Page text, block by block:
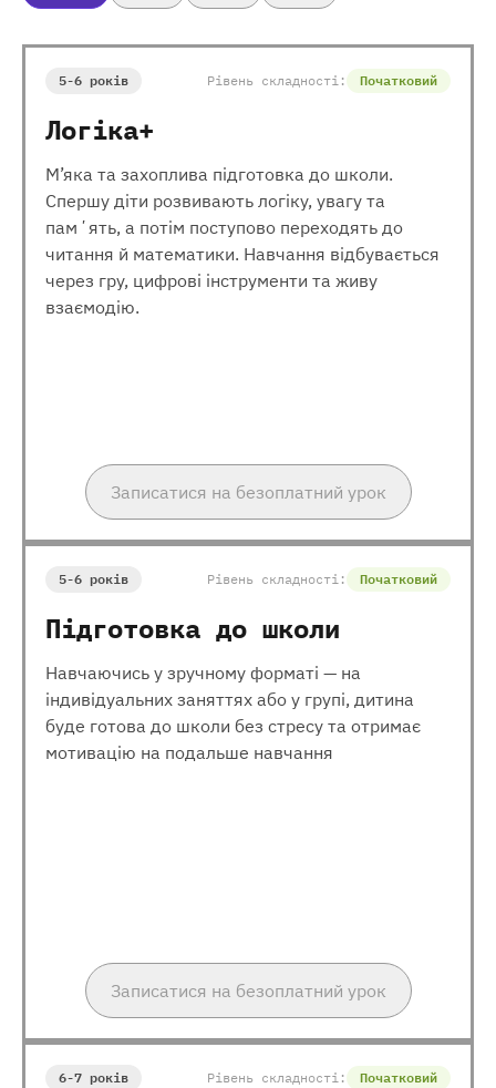
5-6 років Рівень складності: Початковий
Логіка+
М’яка та захоплива підготовка до школи.
Спершу діти розвивають логіку, увагу та
памʼять, а потім поступово переходять до
читання й математики. Навчання відбувається
через гру, цифрові інструменти та живу
взаємодію.
Записатися на безоплатний урок
5-6 років Рівень складності: Початковий
Підготовка до школи
Навчаючись у зручному форматі — на
індивідуальних заняттях або у групі, дитина
буде готова до школи без стресу та отримає
мотивацію на подальше навчання
Записатися на безоплатний урок
6-7 років Рівень складності: Початковий